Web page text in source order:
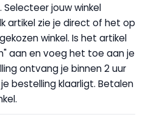
. Selecteer jouw winkel
artikel zie je direct of het op
winkel. Is het artikel
aan en voeg het toe aan je
ontvang je binnen 2 uur
bestelling klaarligt. Betalen